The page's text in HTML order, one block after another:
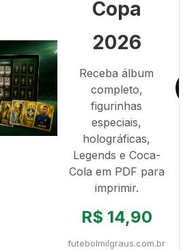
Copa
2026
Receba álbum
completo,
figurinhas
especiais,
holográficas,
Legends e Coca-
Cola em PDF para
imprimir.
R$ 14,90
futebolmilgraus.com.br